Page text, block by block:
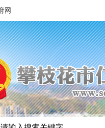
网